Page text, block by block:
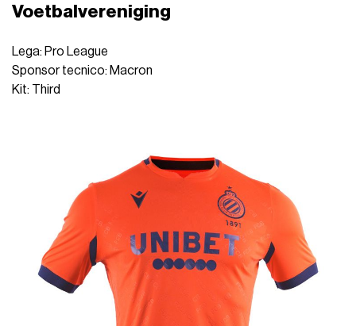
Voetbalvereniging
Lega: Pro League
Sponsor tecnico: Macron
Kit: Third